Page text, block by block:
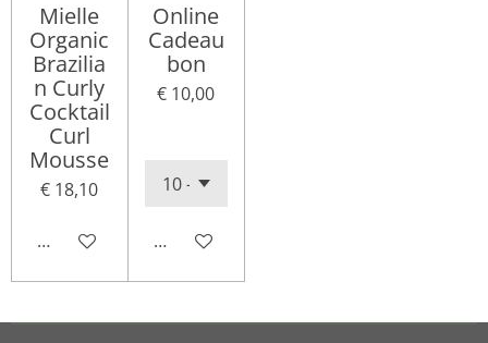
Mielle
Organic
Brazilia
n Curly
Cocktail
Curl
Mousse
€ 18,10
Houd mij op de hoogte
Online
Cadeau
bon
€ 10,00
In winkelwagen